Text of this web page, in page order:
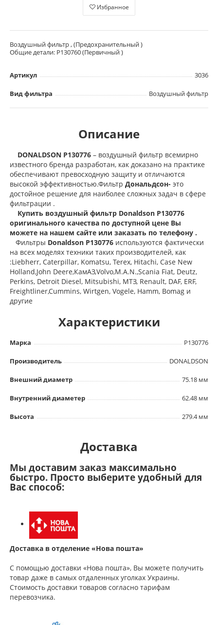
Избранное
Воздушный фильтр , (Предохранительный )
Общие детали: P130760 (Первичный )
Артикул 3036
Вид фильтра Воздушный фильтр
Описание
DONALDSON P130776 – воздушный фильтр всемирно
известного бренда разработан, как доказано на практике
обеспечивают превосходную защиту и отличаются
высокой эффективностью.Фильтр Дональдсон- это
достойное решение для наиболее сложных задач в сфере
фильтрации .
Купить воздушный фильтр Donaldson P130776
оригинального качества по доступной цене Вы
можете на нашем сайте или заказать по телефону .
Фильтры Donaldson P130776 используются фактически
на всех моделях техники таких производителей, как
:Liebherr, Caterpillar, Komatsu, Terex, Hitachi, Case New
Holland,John Deere,КамАЗ,Volvo,M.A.N.,Scania Fiat, Deutz,
Perkins, Detroit Diesel, Mitsubishi, МТЗ, Renault, DAF, ERF,
Freightliner,Cummins, Wirtgen, Vogele, Hamm, Bomag и
другие
Характеристики
Марка P130776
Производитель DONALDSON
Внешний диаметр 75.18 мм
Внутренний диаметер 62.48 мм
Высота 279.4 мм
Доставка
Мы доставим заказ максимально
быстро. Просто выберите удобный для
Вас способ:
Доставка в отделение «Нова пошта»
С помощью доставки «Нова пошта», Вы можете получить
товар даже в самых отдаленных уголках Украины.
Стоимость доставки товаров согласно тарифам
перевозчика.